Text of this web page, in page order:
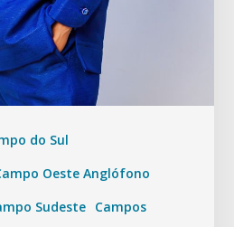
do Sul
Oeste Anglófono
Sudeste Campos